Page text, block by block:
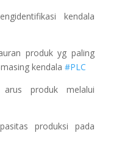
kendala
produk yg paling
kendala #PLC
arus produk melalui
produksi pada